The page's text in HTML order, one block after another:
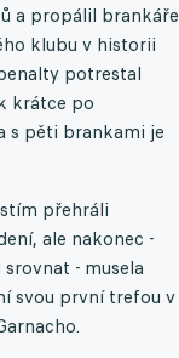
a propálil brankáře
klubu v historii
potrestal
krátce po
s pěti brankami je
přehráli
ale nakonec -
- musela
svou první trefou v